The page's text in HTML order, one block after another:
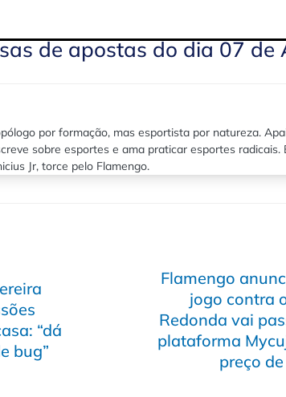
de apostas do dia 07 de
por formação, mas esportista por natureza.
sobre esportes e ama praticar esportes
Jr, torce pelo Flamengo.
“dá
bug”
Flamengo
jogo contra
Redonda vai
plataforma
preço